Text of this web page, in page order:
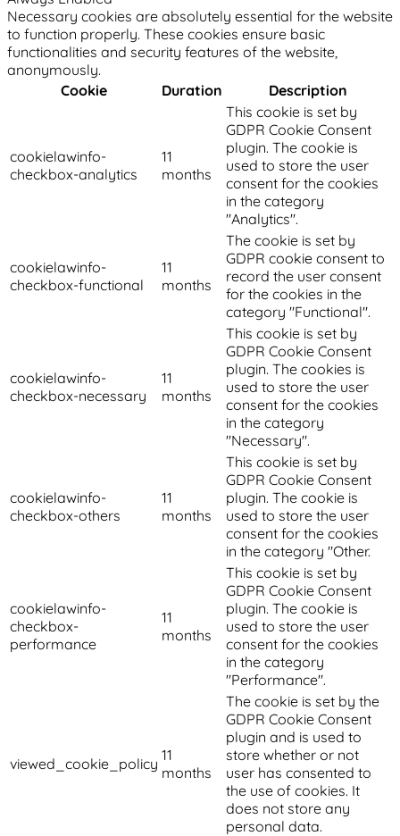
Necessary cookies are absolutely essential for the website
to function properly. These cookies ensure basic
functionalities and security features of the website,
anonymously.
Cookie
Duration Description
cookielawinfo-
checkbox-analytics
11
months
This cookie is set by
GDPR Cookie Consent
plugin. The cookie is
used to store the user
consent for the cookies
in the category
"Analytics".
cookielawinfo-
checkbox-functional
11
months
The cookie is set by
GDPR cookie consent to
record the user consent
for the cookies in the
category "Functional".
cookielawinfo-
checkbox-necessary
11
months
This cookie is set by
GDPR Cookie Consent
plugin. The cookies is
used to store the user
consent for the cookies
in the category
"Necessary".
cookielawinfo-
checkbox-others
11
months
This cookie is set by
GDPR Cookie Consent
plugin. The cookie is
used to store the user
consent for the cookies
in the category "Other.
cookielawinfo-
checkbox-
performance
11
months
This cookie is set by
GDPR Cookie Consent
plugin. The cookie is
used to store the user
consent for the cookies
in the category
"Performance".
viewed_cookie_policy 11
months
The cookie is set by the
GDPR Cookie Consent
plugin and is used to
store whether or not
user has consented to
the use of cookies. It
does not store any
personal data.